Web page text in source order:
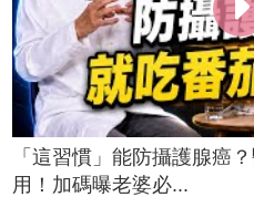
「這習慣」能防攝護腺癌
用！加碼曝老婆必...